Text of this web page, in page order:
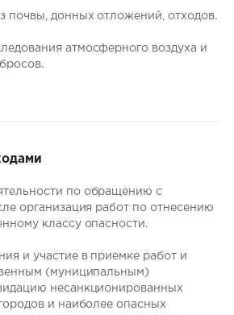
почвы, донных отложений, отходов.
атмосферного воздуха и
по обращению с
организация работ по отнесению
классу опасности.
и участие в приемке работ и
(муниципальным)
несанкционированных
и наиболее опасных